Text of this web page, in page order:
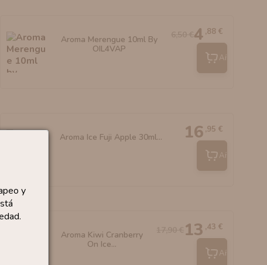
y
Aroma Merengue 10ml By
OIL4VAP
4 ,88 €
Añadir
Aroma Ice Fuji Apple 30ml... 16 ,95 €
Añadir
Aroma Kiwi Cranberry
On Ice...
13 ,43 €
Añadir